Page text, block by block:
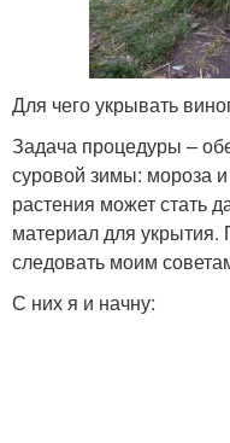
Для чего укрывать
Задача процедуры –
суровой зимы: мороза
растения может стать
материал для
следовать моим
С них я и начну: